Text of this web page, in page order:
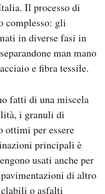
Il processo di
complesso: gli
in diverse fasi in
man mano
e fibra tessile.
fatti di una miscela
i granuli di
ottimi per essere
principali è
usati anche per
di altro
o asfalti